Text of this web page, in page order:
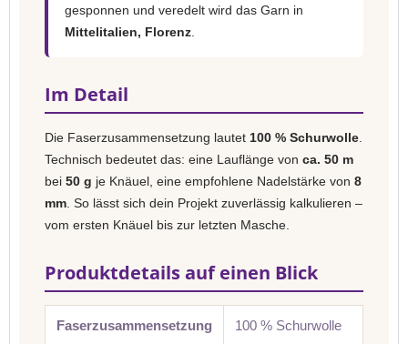
gesponnen und veredelt wird das Garn in
Mittelitalien, Florenz
Im Detail
Die Faserzusammensetzung lautet 100 % Schurwolle
Technisch bedeutet das: eine Lauflänge von ca. 50 m
bei 50 g je Knäuel, eine empfohlene Nadelstärke von 8
mm . So lässt sich dein Projekt zuverlässig kalkulieren –
vom ersten Knäuel bis zur letzten Masche.
Produktdetails auf einen Blick
Faserzusammensetzung 100 % Schurwolle